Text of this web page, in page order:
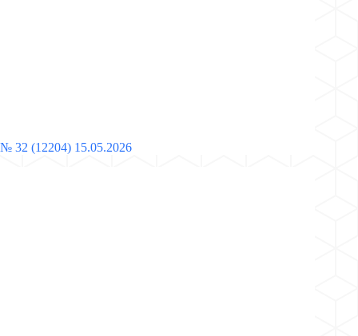
№ 32 (12204) 15.05.2026